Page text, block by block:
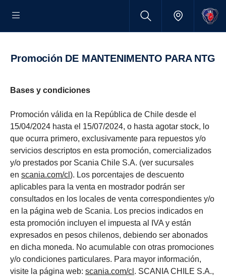
Promoción DE MANTENIMENTO PARA NTG
Bases y condiciones
Promoción válida en la República de Chile desde el
15/04/2024 hasta el 15/07/2024, o hasta agotar stock, lo
que ocurra primero, exclusivamente para repuestos y/o
servicios descriptos en esta promoción, comercializados
y/o prestados por Scania Chile S.A. (ver sucursales
en scania.com/cl ). Los porcentajes de descuento
aplicables para la venta en mostrador podrán ser
consultados en los locales de venta correspondientes y/o
en la página web de Scania. Los precios indicados en
esta promoción incluyen el impuesta al IVA y están
expresados en pesos chilenos, debiendo ser abonados
en dicha moneda. No acumulable con otras promociones
y/o condiciones particulares. Para mayor información,
visite la página web: scania.com/cl . SCANIA CHILE S.A.,